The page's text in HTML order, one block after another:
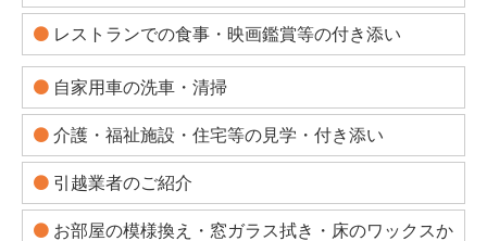
レストランでの食事・映画鑑賞等の付き添い
自家用車の洗車・清掃
介護・福祉施設・住宅等の見学・付き添い
引越業者のご紹介
お部屋の模様換え・窓ガラス拭き・床のワックスか